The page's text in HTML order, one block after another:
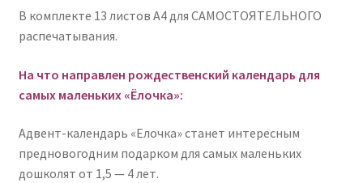
-
для
В комплекте 13 листов А4 для САМОСТОЯТЕЛЬНОГО
распечатывания.
На что направлен рождественский календарь для
самых маленьких «Ёлочка»:
Адвент-календарь «Елочка» станет интересным
предновогодним подарком для самых маленьких
дошколят от 1,5 — 4 лет.